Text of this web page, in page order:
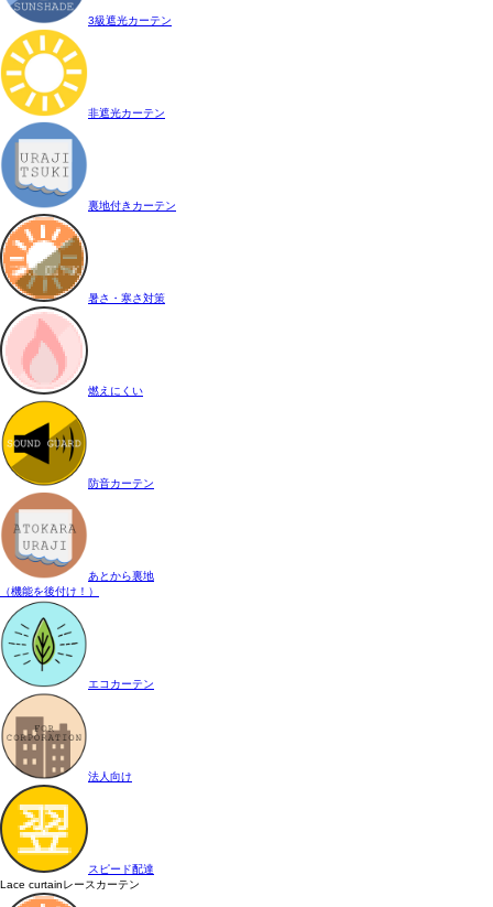
3級遮光カーテン
非遮光カーテン
裏地付きカーテン
暑さ・寒さ対策
燃えにくい
防音カーテン
あとから裏地
（機能を後付け！）
エコカーテン
法人向け
スピード配達
Lace curtainレースカーテン